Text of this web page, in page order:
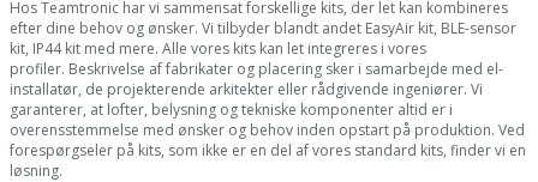
Hos Teamtronic har vi sammensat forskellige kits, der let kan kombineres
efter dine behov og ønsker. Vi tilbyder blandt andet EasyAir kit, BLE-sensor
kit, IP44 kit med mere. Alle vores kits kan let integreres i vores
profiler. Beskrivelse af fabrikater og placering sker i samarbejde med el-
installatør, de projekterende arkitekter eller rådgivende ingeniører. Vi
garanterer, at lofter, belysning og tekniske komponenter altid er i
overensstemmelse med ønsker og behov inden opstart på produktion. Ved
forespørgseler på kits, som ikke er en del af vores standard kits, finder vi en
løsning.